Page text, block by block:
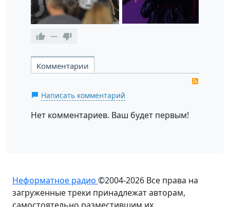
—
Комментарии
Написать комментарий
Нет комментариев. Ваш будет первым!
Неформатное радио ©2004-2026 Все права на
загруженные треки принадлежат авторам,